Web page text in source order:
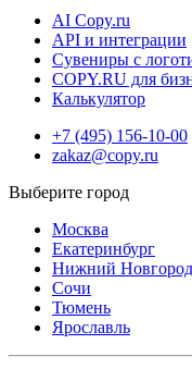
AI Copy.ru
API и интеграции
Сувениры с
COPY.RU для
Калькулятор
+7 (495) 156-10-00
zakaz@copy.ru
Москва
Екатеринбург
Нижний Новгород
Сочи
Тюмень
Ярославль